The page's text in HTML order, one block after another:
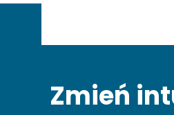
Zmień